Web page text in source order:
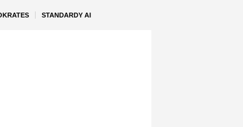
STANDARDY AI